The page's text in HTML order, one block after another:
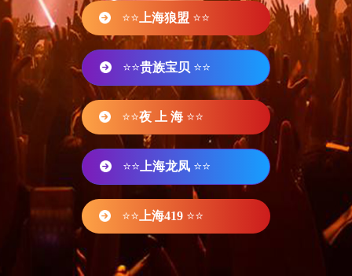
⭐⭐ 上海狼盟 ⭐⭐
⭐⭐贵族宝贝 ⭐⭐
⭐⭐夜 上 海 ⭐⭐
⭐⭐ 上海龙凤 ⭐⭐
⭐⭐ 上海419 ⭐⭐